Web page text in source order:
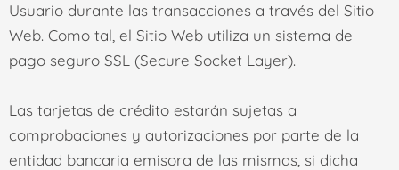
Usuario durante las transacciones a través del Sitio
Web. Como tal, el Sitio Web utiliza un sistema de
pago seguro SSL (Secure Socket Layer).
Las tarjetas de crédito estarán sujetas a
comprobaciones y autorizaciones por parte de la
entidad bancaria emisora de las mismas, si dicha